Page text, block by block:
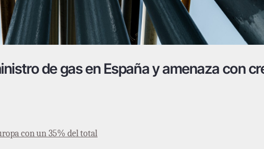
de gas en España y amenaza con
con un 35% del total